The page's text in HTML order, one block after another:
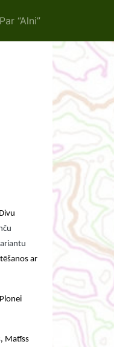
Par “Alni”
ar
Matīss